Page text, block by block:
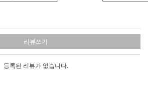
리뷰쓰기
등록된 리뷰가 없습니다.